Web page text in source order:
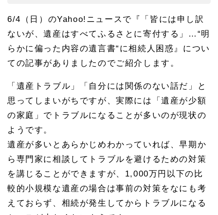
6/4 （日）のYahoo! ニュースで『「皆には申し訳
ないが、遺産はすべてふるさとに寄付する」…“明
らかに偏った内容の遺言書“に相続人困惑』につい
ての記事がありましたのでご紹介します。
「遺産トラブル」「自分には関係のない話だ」と
思ってしまいがちですが、実際には「遺産が少額
の家庭」でトラブルになることが多いのが現状の
ようです。
遺産が多いとあらかじめわかっていれば、早期か
ら専門家に相談してトラブルを避けるための対策
を講じることができますが、 1,000万円以下の比
較的小規模な遺産の場合は事前の対策をなにも考
えておらず、相続が発生してからトラブルになる